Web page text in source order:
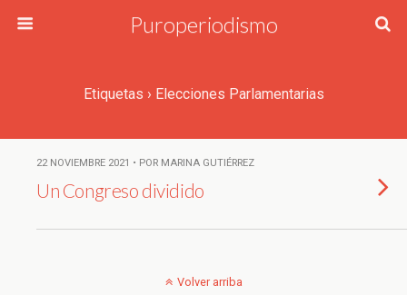
Puroperiodismo
Etiquetas › Elecciones Parlamentarias
22 NOVIEMBRE 2021 • POR MARINA GUTIÉRREZ
Un Congreso dividido
Volver arriba